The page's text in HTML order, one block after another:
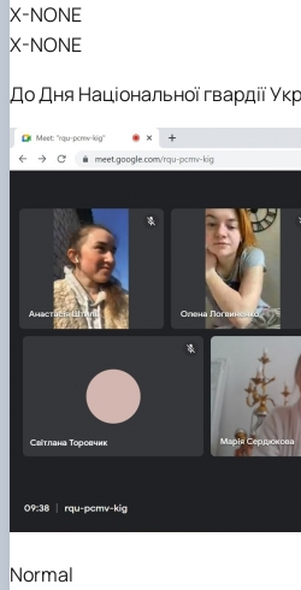
X-NONE
X-NONE
До Дня Національної гвардії
Normal